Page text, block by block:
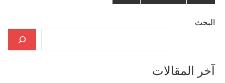
البحث
آخر المقالات